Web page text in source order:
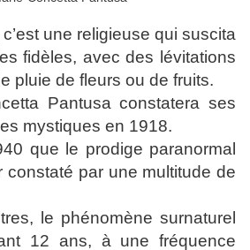
une religieuse qui suscita
fidèles, avec des lévitations
pluie de fleurs ou de fruits.
Pantusa constatera ses
mystiques en 1918.
que le prodige paranormal
constaté par une multitude de
le phénomène surnaturel
12 ans, à une fréquence